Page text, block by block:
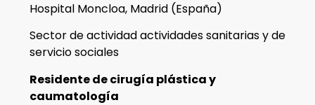
Hospital Moncloa, Madrid (España)
Sector de actividad actividades sanitarias y de
servicio sociales
Residente de cirugía plástica y
caumatología